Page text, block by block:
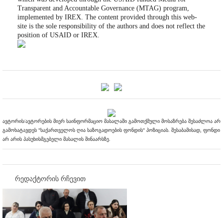
Transparent and Accountable Governance (MTAG) program,
implemented by IREX. The content provided through this web-
site is the sole responsibility of the authors and does not reflect the
position of USAID or IREX.
ავტორის/ავტორების მიერ საინფორმაციო მასალაში გამოთქმული მოსაზრება შესაძლოა არ
გამოხატავდეს "საქართველოს ღია საზოგადოების ფონდის" პოზიციას. შესაბამისად, ფონდი
არ არის პასუხისმგებელი მასალის შინაარსზე.
რედაქტორის რჩევით